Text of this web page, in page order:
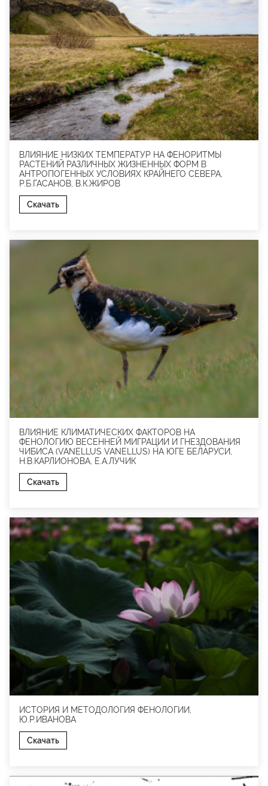
ВЛИЯНИЕ НИЗКИХ ТЕМПЕРАТУР НА ФЕНОРИТМЫ
РАСТЕНИЙ РАЗЛИЧНЫХ ЖИЗНЕННЫХ ФОРМ В
АНТРОПОГЕННЫХ УСЛОВИЯХ КРАЙНЕГО СЕВЕРА,
Р.Б.ГАСАНОВ, В.К.ЖИРОВ
Скачать
ВЛИЯНИЕ КЛИМАТИЧЕСКИХ ФАКТОРОВ НА
ФЕНОЛОГИЮ ВЕСЕННЕЙ МИГРАЦИИ И ГНЕЗДОВАНИЯ
ЧИБИСА (VANELLUS VANELLUS) НА ЮГЕ БЕЛАРУСИ,
Н.В.КАРЛИОНОВА, Е.А.ЛУЧИК
Скачать
ИСТОРИЯ И МЕТОДОЛОГИЯ ФЕНОЛОГИИ,
Ю.Р.ИВАНОВА
Скачать